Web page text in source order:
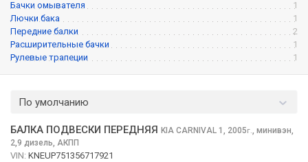
Бачки омывателя
1
Лючки бака
1
Передние балки
2
Расширительные бачки
1
Рулевые трапеции
1
По умолчанию
БАЛКА ПОДВЕСКИ ПЕРЕДНЯЯ KIA CARNIVAL 1, 2005г., минивэн,
2,9 дизель, АКПП
VIN: KNEUP751356717921